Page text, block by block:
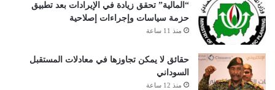
“المالية” تحقق زيادة في الإيرادات بعد تطبيق
حزمة سياسات وإجراءات إصلاحية
منذ 11 ساعة
حقائق لا يمكن تجاوزها في معادلات المستقبل
السوداني
منذ 12 ساعة